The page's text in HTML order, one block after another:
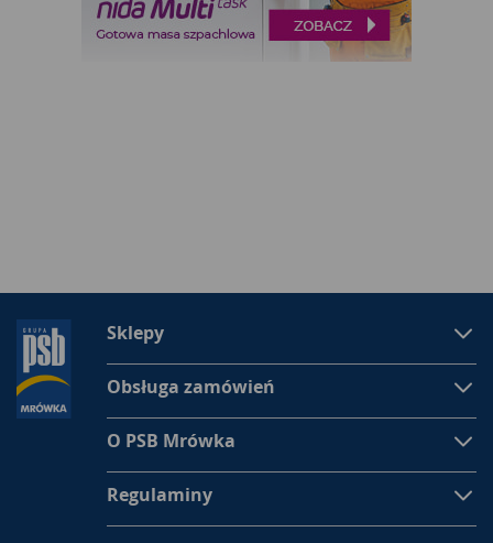
Sklepy
Obsługa zamówień
O PSB Mrówka
Regulaminy